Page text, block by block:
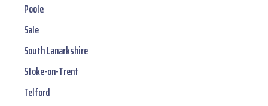
Poole
Sale
South Lanarkshire
Stoke-on-Trent
Telford